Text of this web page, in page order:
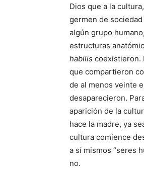
Dios que a la
germen de
algún grupo
estructuras
habilis coexistieron.
que compartieron
de al menos veinte
desaparecieron.
aparición de la
hace la madre, ya
cultura comience
a sí mismos “seres
no.